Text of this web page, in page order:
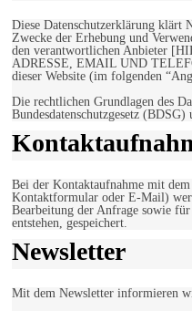
Diese Datenschutzerklärung klärt
Zwecke der Erhebung und
den verantwortlichen Anbieter
ADRESSE, EMAIL UND
dieser Website (im folgenden
Die rechtlichen Grundlagen des
Bundesdatenschutzgesetz
Bei der Kontaktaufnahme mit
Kontaktformular oder E-Mail)
Bearbeitung der Anfrage sowie
entstehen, gespeichert.
Newsletter
Mit dem Newsletter informieren